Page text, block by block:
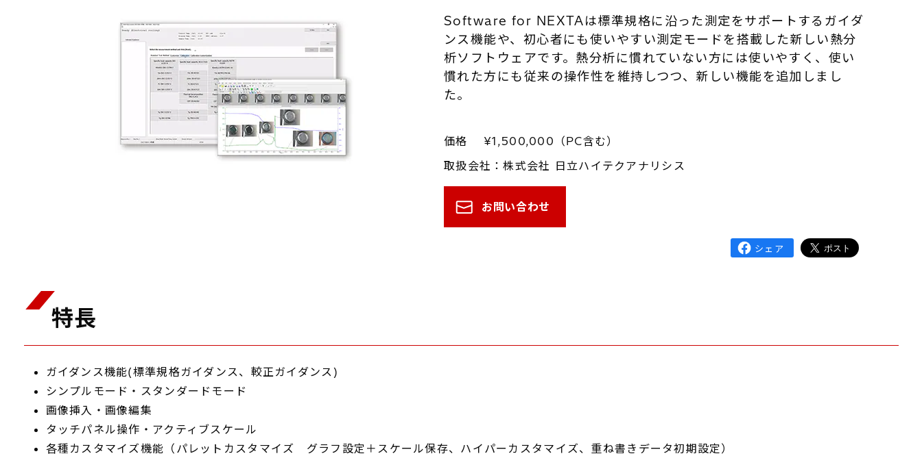
Software for NEXTAは標準規格に沿った測定をサポートするガイダ
ンス機能や、初心者にも使いやすい測定モードを搭載した新しい熱分
析ソフトウェアです。熱分析に慣れていない方には使いやすく、使い
慣れた方にも従来の操作性を維持しつつ、新しい機能を追加しまし
た。
価格 ¥1,500,000（PC含む）
取扱会社：株式会社 日立ハイテクアナリシス
お問い合わせ
特長
ガイダンス機能(標準規格ガイダンス、較正ガイダンス)
シンプルモード・スタンダードモード
画像挿入・画像編集
タッチパネル操作・アクティブスケール
各種カスタマイズ機能（パレットカスタマイズ グラフ設定＋スケール保存、ハイパーカスタマイズ、重ね書きデータ初期設定）